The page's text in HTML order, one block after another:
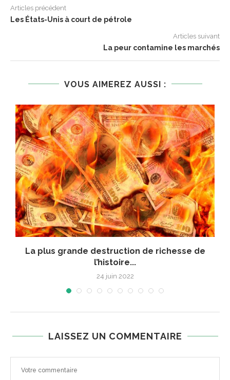
Articles précédent
Les États-Unis à court de pétrole
Articles suivant
La peur contamine les marchés
VOUS AIMEREZ AUSSI :
La plus grande destruction de richesse de
l’histoire...
24 juin 2022
LAISSEZ UN COMMENTAIRE